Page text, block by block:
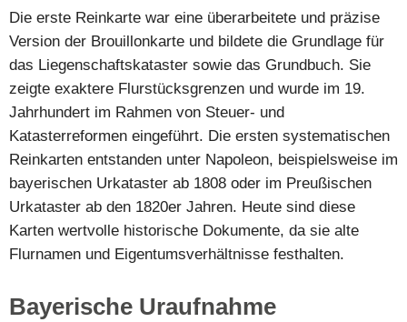
Die erste Reinkarte war eine überarbeitete und präzise
Version der Brouillonkarte und bildete die Grundlage für
das Liegenschaftskataster sowie das Grundbuch. Sie
zeigte exaktere Flurstücksgrenzen und wurde im 19.
Jahrhundert im Rahmen von Steuer- und
Katasterreformen eingeführt. Die ersten systematischen
Reinkarten entstanden unter Napoleon, beispielsweise im
bayerischen Urkataster ab 1808 oder im Preußischen
Urkataster ab den 1820er Jahren. Heute sind diese
Karten wertvolle historische Dokumente, da sie alte
Flurnamen und Eigentumsverhältnisse festhalten.
Bayerische Uraufnahme